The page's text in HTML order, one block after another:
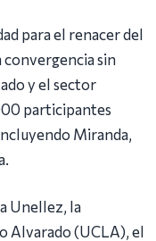
para el renacer del
sin
y el sector
participantes
Miranda,
Unellez, la
Alvarado (UCLA), el